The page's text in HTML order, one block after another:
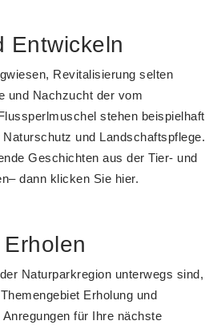
Entwickeln
Revitalisierung selten
und Nachzucht der vom
stehen beispielhaft
und Landschaftspflege.
Geschichten aus der Tier- und
dann klicken Sie hier.
Naturparkregion unterwegs sind,
Erholung und
für Ihre nächste